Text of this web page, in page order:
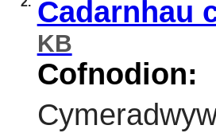
Cadarnhau
KB
Cofnodion: